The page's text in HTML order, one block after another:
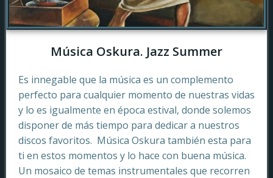
Música Oskura. Jazz Summer
Es innegable que la música es un complemento
perfecto para cualquier momento de nuestras vidas
y lo es igualmente en época estival, donde solemos
disponer de más tiempo para dedicar a nuestros
discos favoritos. Música Oskura también esta para
ti en estos momentos y lo hace con buena música.
Un mosaico de temas instrumentales que recorren